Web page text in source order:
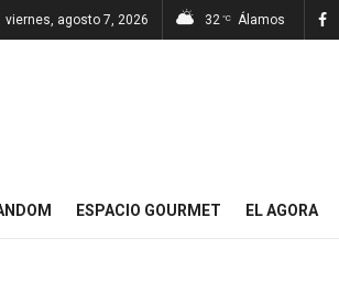
viernes, agosto 7, 2026 32 °C Álamos
ESPACIO GOURMET EL AGORA